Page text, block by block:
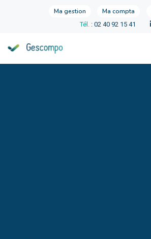
Ma gestion Ma compta
Tél. : 02 40 92 15 41